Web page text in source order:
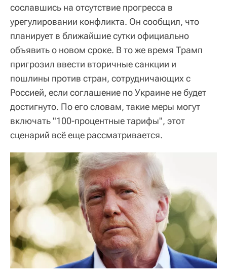
сославшись на отсутствие прогресса в
урегулировании конфликта. Он сообщил, что
планирует в ближайшие сутки официально
объявить о новом сроке. В то же время Трамп
пригрозил ввести вторичные санкции и
пошлины против стран, сотрудничающих с
Россией, если соглашение по Украине не будет
достигнуто. По его словам, такие меры могут
включать "100-процентные тарифы", этот
сценарий всё еще рассматривается.